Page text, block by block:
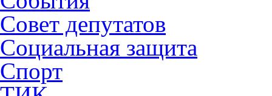
Совет депутатов
Социальная защита
Спорт